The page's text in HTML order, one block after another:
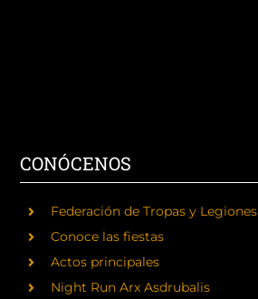
CONÓCENOS
Federación de Tropas y Legiones
Conoce las fiestas
Actos principales
Night Run Arx Asdrubalis